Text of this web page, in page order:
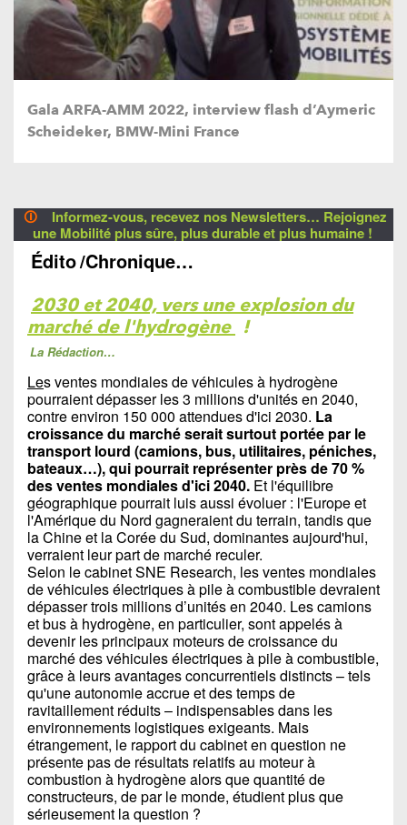
Gala ARFA-AMM 2022, interview flash d’Aymeric
Scheideker, BMW-Mini France
🛈
Informez-vous, recevez nos Newsletters… Rejoignez
une Mobilité plus sûre, plus durable et plus humaine !
Édito/Chronique…
2030 et 2040, vers une explosion du
marché de l'hydrogène !
La Rédaction…
Les ventes mondiales de véhicules à hydrogène
pourraient dépasser les 3 millions d'unités en 2040,
contre environ 150 000 attendues d'ici 2030. La
croissance du marché serait surtout portée par le
transport lourd (camions, bus, utilitaires, péniches,
bateaux…), qui pourrait représenter près de 70 %
des ventes mondiales d'ici 2040. Et l'équilibre
géographique pourrait luis aussi évoluer : l'Europe et
l'Amérique du Nord gagneraient du terrain, tandis que
la Chine et la Corée du Sud, dominantes aujourd'hui,
verraient leur part de marché reculer.
Selon le cabinet SNE Research, les ventes mondiales
de véhicules électriques à pile à combustible devraient
dépasser trois millions d’unités en 2040. Les camions
et bus à hydrogène, en particulier, sont appelés à
devenir les principaux moteurs de croissance du
marché des véhicules électriques à pile à combustible,
grâce à leurs avantages concurrentiels distincts – tels
qu'une autonomie accrue et des temps de
ravitaillement réduits – indispensables dans les
environnements logistiques exigeants. Mais
étrangement, le rapport du cabinet en question ne
présente pas de résultats relatifs au moteur à
combustion à hydrogène alors que quantité de
constructeurs, de par le monde, étudient plus que
sérieusement la question ?